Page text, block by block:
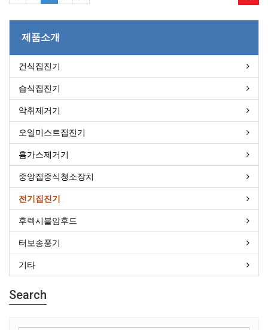
제품소개
건식집진기
습식집진기
악취제거기
오일미스트집진기
흄가스제거기
중앙집중식청소장치
전기집진기
후렉시블암후드
터보송풍기
기타
Search